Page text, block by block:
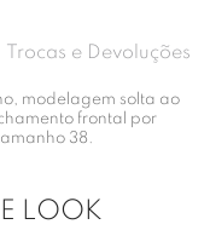
Trocas e Devoluções
modelagem solta ao
frontal por
38.
LOOK